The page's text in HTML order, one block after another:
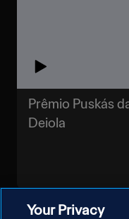
Prêmio Puskás
Deiola
Your Privacy